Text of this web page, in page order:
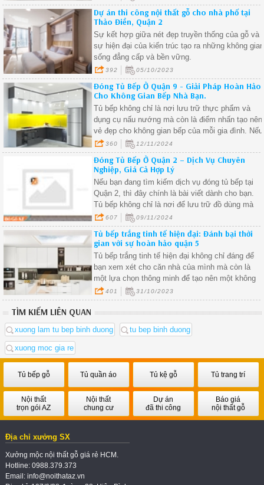
từng không gian – cam kết đúng chất lượng – giá
xưởng.
Dự án thi công nội thất gỗ cho nhà phố tại
Thảo Điền, Quận 2
Sự kết hợp giữa nét đẹp truyền thống của gỗ và
sự hiện đại của kiến trúc tạo ra những không gian
sống đẳng cấp và bền vững.
392 05/10/2023
Đóng Tủ Bếp Ở Quận 9 - Giải Pháp Hoàn Hảo
Cho Không Gian Bếp Nhà Bạn.
Tủ bếp không chỉ là nơi lưu trữ thực phẩm và
dụng cụ nấu nướng mà còn là điểm nhấn tạo nên
vẻ đẹp cho không gian bếp của mỗi gia đình. Nếu
bạn đang tìm kiếm dịch vụ đóng tủ bếp ở Quận 9
chất lượng, giá tốt, thì bài viết này sẽ cung cấp
cho bạn những thông tin cần thiết để lựa chọn
đơn vị thi công phù hợp.
360 12/11/2024
Đóng Tủ Bếp Ở Quận 2 – Dịch Vụ Chuyên
Nghiệp, Giá Cả Hợp Lý
Nếu bạn đang tìm kiếm dịch vụ đóng tủ bếp tại
Quận 2, thì đây chính là bài viết dành cho bạn.
Tủ bếp không chỉ là nơi để lưu trữ đồ dùng mà
còn là một yếu tố quan trọng trong việc trang trí
không gian sống. Để có một bộ tủ bếp đẹp, tiện
dụng và phù hợp với diện tích, phong cách nhà
ở, bạn cần tìm đến những đơn vị cung cấp dịch
vụ đóng tủ bếp uy tín, chất lượng.
607 09/11/2024
Tủ bếp trắng tinh tế hiện đại: Đánh bại thời
gian với sự hoàn hảo quận 5
Tủ bếp trắng tinh tế hiện đại không chỉ đáng để
bạn xem xét cho căn nhà của mình mà còn là
một lựa chọn thông minh để tạo nên một không
gian bếp hoàn hảo.
401 31/10/2023
TÌM KIẾM LIÊN QUAN
xuong lam tu bep binh duong tu bep binh duong
xuong moc gia re
Tủ bếp gỗ Tủ quần áo Tủ kệ gỗ Tủ trang trí
Nội thất
trọn gói AZ
Nội thất
chung cư
Dự án
đã thi công
Báo giá
nội thất gỗ
Địa chỉ xưởng SX
Xưởng mộc nội thất gỗ giá rẻ HCM.
Hotline: 0988.379.373
Email: info@noithataz.vn